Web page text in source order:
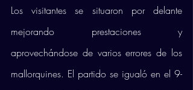
Los visitantes se situaron por delante
mejorando prestaciones y
aprovechándose de varios errores de los
mallorquines. El partido se igualó en el 9-